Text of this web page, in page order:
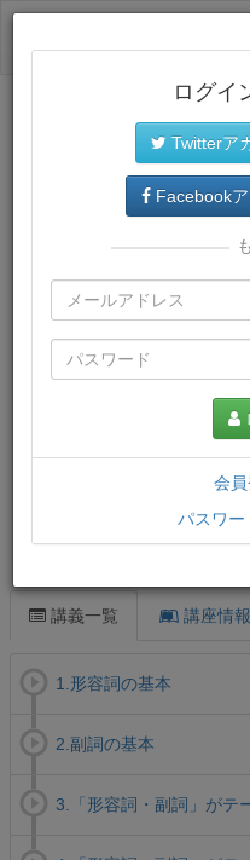
プレミアム会員では、教
再生環境が提供されます。
講義一覧 講座情報
1.形容詞の基本
2.副詞の基本
3.「形容詞・副詞」がテ
ログイ
Twitterア
Facebookア
会
パスワー